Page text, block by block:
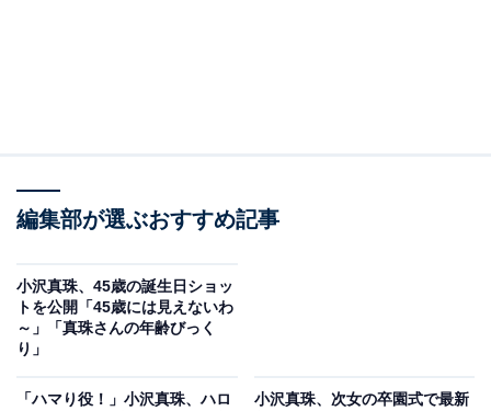
編集部が選ぶおすすめ記事
小沢真珠、45歳の誕生日ショッ
トを公開「45歳には見えないわ
～」「真珠さんの年齢びっく
り」
「ハマり役！」小沢真珠、ハロ
小沢真珠、次女の卒園式で最新